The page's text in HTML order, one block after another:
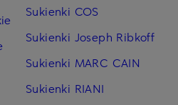
Sukienki COS
Sukienki Joseph Ribkoff
Sukienki MARC CAIN
Sukienki RIANI